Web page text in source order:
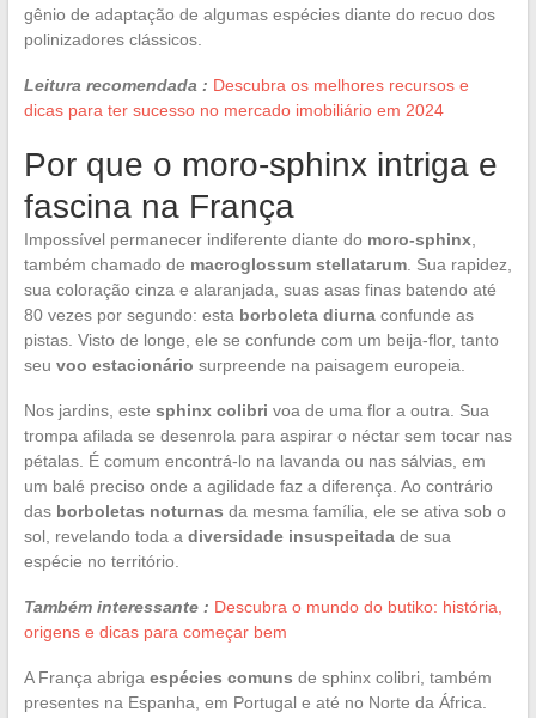
gênio de adaptação de algumas espécies diante do recuo dos
polinizadores clássicos.
Leitura recomendada : Descubra os melhores recursos e
dicas para ter sucesso no mercado imobiliário em 2024
Por que o moro-sphinx intriga e
fascina na França
Impossível permanecer indiferente diante do moro-sphinx,
também chamado de macroglossum stellatarum. Sua rapidez,
sua coloração cinza e alaranjada, suas asas finas batendo até
80 vezes por segundo: esta borboleta diurnaconfunde as
pistas. Visto de longe, ele se confunde com um beija-flor, tanto
seu voo estacionário surpreende na paisagem europeia.
Nos jardins, este sphinx colibri voa de uma flor a outra. Sua
trompa afilada se desenrola para aspirar o néctar sem tocar nas
pétalas. É comum encontrá-lo na lavanda ou nas sálvias, em
um balé preciso onde a agilidade faz a diferença. Ao contrário
das borboletas noturnas da mesma família, ele se ativa sob o
sol, revelando toda a diversidade insuspeitadade sua
espécie no território.
Também interessante : Descubra o mundo do butiko: história,
origens e dicas para começar bem
A França abriga espécies comuns de sphinx colibri, também
presentes na Espanha, em Portugal e até no Norte da África.